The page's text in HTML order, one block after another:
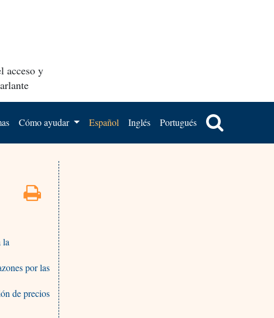
acceso y
Cómo ayudar Español Inglés Portugués
la
por las
de precios